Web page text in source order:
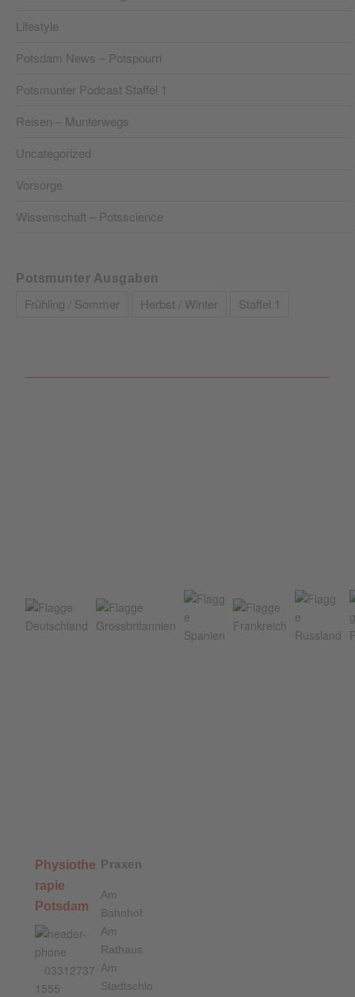
Lifestyle
Potsdam News – Potspourri
Potsmunter Podcast Staffel 1
Reisen – Munterwegs
Uncategorized
Vorsorge
Wissenschaft – Potsscience
Potsmunter Ausgaben
Frühling / Sommer Herbst / Winter Staffel 1
Physiothe
rapie
Potsdam
03312737
1555
Praxen
Am
Bahnhof
Am
Rathaus
Am
Stadtschlo